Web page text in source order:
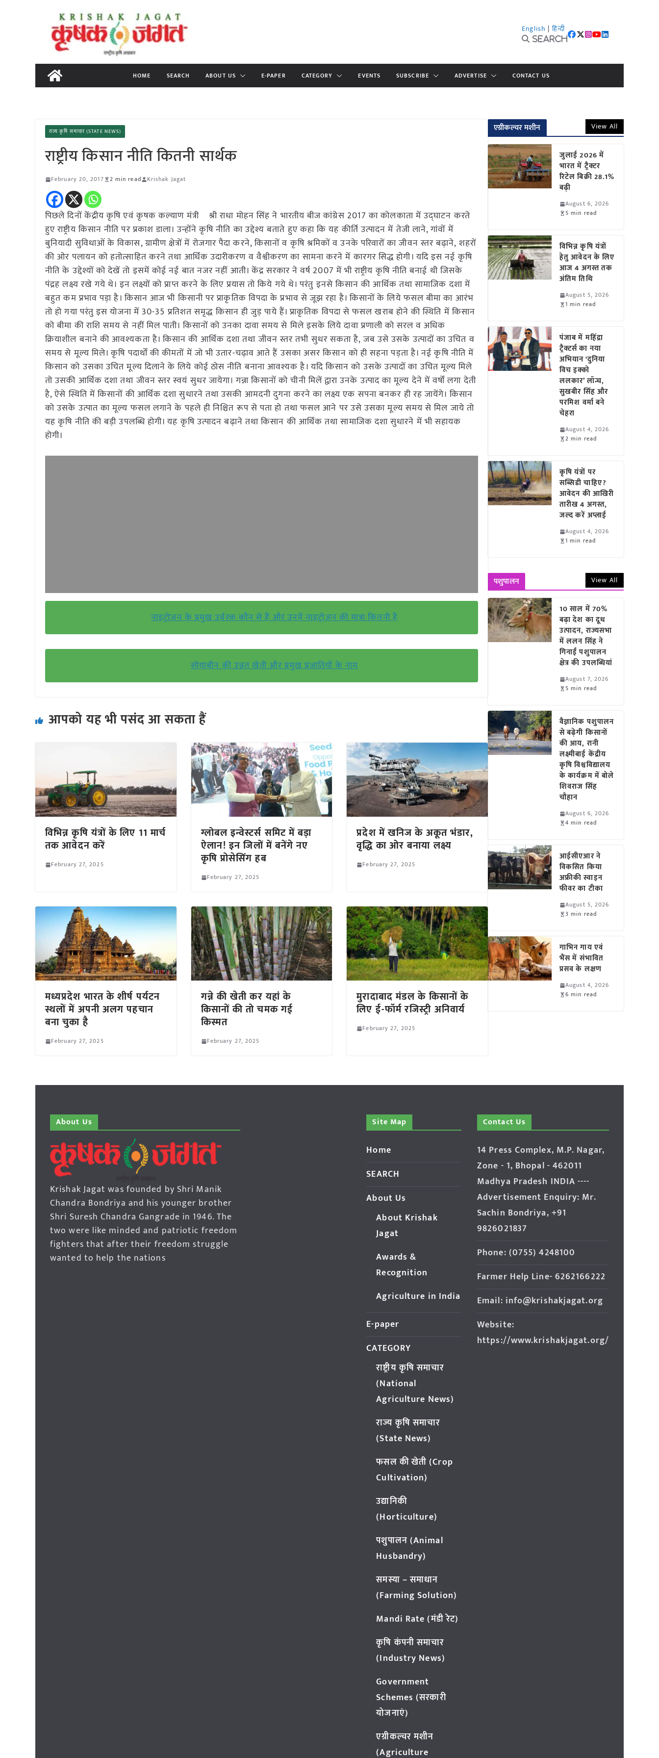
content
English | हिन्दी
Search
HOME SEARCH ABOUT US E-PAPER CATEGORY EVENTS SUBSCRIBE ADVERTISE CONTACT US
राज्य कृषि समाचार (STATE NEWS)
राष्ट्रीय किसान नीति कितनी सार्थक
February 20, 2017 2 min read Krishak Jagat
पिछले दिनों केंद्रीय कृषि एवं कृषक कल्याण मंत्री श्री राधा मोहन सिंह ने भारतीय बीज कांग्रेस 2017 का कोलकाता में उद्घाटन करते
हुए राष्ट्रीय किसान नीति पर प्रकाश डाला। उन्होंने कृषि नीति का उद्देश्य बताते हुए कहा कि यह कीर्ति उत्पादन में तेजी लाने, गांवों में
बुनियादी सुविधाओं के विकास, ग्रामीण क्षेत्रों में रोजगार पैदा करने, किसानों व कृषि श्रमिकों व उनके परिवारों का जीवन स्तर बढ़ाने, शहरों
की ओर पलायन को हतोत्साहित करने तथा आर्धिक उदारीकरण व वैश्वीकरण का सामना करने में कारगर सिद्ध होगी। यदि इस नई कृषि
नीति के उद्देश्यों को देखें तो इसमें कोई नई बात नजर नहीं आती। केंद्र सरकार ने वर्ष 2007 में भी राष्ट्रीय कृषि नीति बनाई थी जिसके
पंद्रह लक्ष्य रखे गये थे। इन लक्ष्यों को प्राप्त करने के लिए प्रयास तो किये गये थे। परंतु इनसे किसान की आर्थिक तथा सामाजिक दशा में
बहुत कम प्रभाव पड़ा है। किसान आज भी किसानी पर प्राकृतिक विपदा के प्रभाव से जूझ रहा है। किसानों के लिये फसल बीमा का आरंभ
तो हो गया परंतु इस योजना में 30-35 प्रतिशत समृद्ध किसान ही जुड़ पाये हैं। प्राकृतिक विपदा से फसल खराब होने की स्थिति में किसान
को बीमा की राशि समय से नहीं मिल पाती। किसानों को उनका दावा समय से मिले इसके लिये दावा प्रणाली को सरल व अधिक
क्रियाशील बनाने की आवश्यकता है। किसान की आर्थिक दशा तथा जीवन स्तर तभी सुधर सकता है, जब उसे उसके उत्पादों का उचित व
समय से मूल्य मिले। कृषि पदार्थों की कीमतों में जो भी उतार-चढ़ाव आते हैं उसका असर किसान को ही सहना पड़ता है। नई कृषि नीति में
किसान को उसका उचित मूल्य दिलाने के लिये कोई ठोस नीति बनाना आवश्यक है। यदि किसान को उसके उत्पादों का उचित मूल्य मिले
तो उसकी आर्थिक दशा तथा जीवन स्तर स्वयं सुधर जायेगा। गन्ना किसानों को चीनी मिलें द्वारा उनके उत्पाद का मूल्य देने में वर्षों लगा देती
है, ऐसे स्थिति में किसानों की आर्थिक दशा सुधारने तथा उसकी आमदनी दुगना करने का लक्ष्य एक सपना बनकर ही रह जायेंगे। किसान
को उसके उत्पात का मूल्य फसल लगाने के पहले ही निश्चित रूप से पता हो तथा फसल आने पर उसे उसका मूल्य समय से मिल जाये तो
यह कृषि नीति की बड़ी उपलब्धि होगी। यह कृषि उत्पादन बढ़ाने तथा किसान की आर्थिक तथा सामाजिक दशा सुधारने में भी सहायक
होगी।
नाइट्रोजन के प्रमुख उर्वरक कौन से हैं और उनमें नाइट्रोजन की मात्रा कितनी है
सोयाबीन की उन्नत खेती और प्रमुख प्रजातियों के नाम
आपको यह भी पसंद आ सकता हैं
विभिन्न कृषि यंत्रों के लिए 11 मार्च
तक आवेदन करें
February 27, 2025
ग्लोबल इन्वेस्टर्स समिट में बड़ा
ऐलान! इन जिलों में बनेंगे नए
कृषि प्रोसेसिंग हब
February 27, 2025
प्रदेश में खनिज के अकूत भंडार,
वृद्धि का ओर बनाया लक्ष्य
February 27, 2025
मध्यप्रदेश भारत के शीर्ष पर्यटन
स्थलों में अपनी अलग पहचान
बना चुका है
February 27, 2025
गन्ने की खेती कर यहां के
किसानों की तो चमक गई
किस्मत
February 27, 2025
मुरादाबाद मंडल के किसानों के
लिए ई-फॉर्म रजिस्ट्री अनिवार्य
February 27, 2025
एग्रीकल्चर मशीन View All
जुलाई 2026 में
भारत में ट्रैक्टर
रिटेल बिक्री 28.1%
बढ़ी
August 6, 2026
5 min read
विभिन्न कृषि यंत्रों
हेतु आवेदन के लिए
आज 4 अगस्त तक
अंतिम तिथि
August 5, 2026
1 min read
पंजाब में महिंद्रा
ट्रैक्टर्स का नया
अभियान ‘दुनिया
विच इक्को
ललकार’ लॉन्च,
सुखबीर सिंह और
परमिश वर्मा बने
चेहरा
August 4, 2026
2 min read
कृषि यंत्रों पर
सब्सिडी चाहिए?
आवेदन की आखिरी
तारीख 4 अगस्त,
जल्द करें अप्लाई
August 4, 2026
1 min read
पशुपालन View All
10 साल में 70%
बढ़ा देश का दूध
उत्पादन, राज्यसभा
में ललन सिंह ने
गिनाईं पशुपालन
क्षेत्र की उपलब्धियां
August 7, 2026
5 min read
वैज्ञानिक पशुपालन
से बढ़ेगी किसानों
की आय, रानी
लक्ष्मीबाई केंद्रीय
कृषि विश्वविद्यालय
के कार्यक्रम में बोले
शिवराज सिंह
चौहान
August 6, 2026
4 min read
आईसीएआर ने
विकसित किया
अफ्रीकी स्वाइन
फीवर का टीका
August 5, 2026
3 min read
गाभिन गाय एवं
भैंस में संभावित
प्रसव के लक्षण
August 4, 2026
6 min read
About Us
Krishak Jagat was founded by Shri Manik
Chandra Bondriya and his younger brother
Shri Suresh Chandra Gangrade in 1946. The
two were like minded and patriotic freedom
fighters that after their freedom struggle
wanted to help the nations
Site Map
Home
SEARCH
About Us
About Krishak
Jagat
Awards &
Recognition
Agriculture in India
E-paper
CATEGORY
राष्ट्रीय कृषि समाचार
(National
Agriculture News)
राज्य कृषि समाचार
(State News)
फसल की खेती (Crop
Cultivation)
उद्यानिकी
(Horticulture)
पशुपालन (Animal
Husbandry)
समस्या – समाधान
(Farming Solution)
Mandi Rate (मंडी रेट)
कृषि कंपनी समाचार
(Industry News)
Government
Schemes (सरकारी
योजनाएं)
एग्रीकल्चर मशीन
(Agriculture
Contact Us
14 Press Complex, M.P. Nagar,
Zone - 1, Bhopal - 462011
Madhya Pradesh INDIA ----
Advertisement Enquiry: Mr.
Sachin Bondriya, +91
9826021837
Phone: (0755) 4248100
Farmer Help Line- 6262166222
Email: info@krishakjagat.org
Website:
https://www.krishakjagat.org/